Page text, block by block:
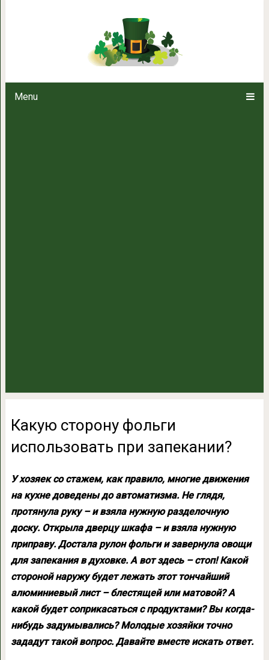
Menu
Какую сторону фольги
Какую сторону фольги
использовать при запекании?
У хозяек со стажем, как правило, многие движения
на кухне доведены до автоматизма. Не глядя,
протянула руку – и взяла нужную разделочную
доску. Открыла дверцу шкафа – и взяла нужную
приправу. Достала рулон фольги и завернула овощи
для запекания в духовке. А вот здесь – стоп! Какой
стороной наружу будет лежать этот тончайший
алюминиевый лист – блестящей или матовой? А
какой будет соприкасаться с продуктами? Вы когда-
нибудь задумывались? Молодые хозяйки точно
зададут такой вопрос. Давайте вместе искать ответ.